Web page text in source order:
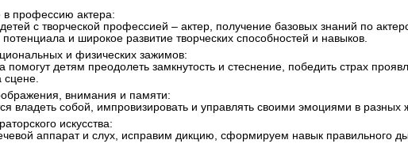
в профессию актера:
с творческой профессией – актер, получение базовых знаний по
потенциала и широкое развитие творческих способностей и навыков.
и физических зажимов:
помогут детям преодолеть замкнутость и стеснение, победить страх
сцене.
внимания и памяти:
владеть собой, импровизировать и управлять своими эмоциями в разных
искусства:
аппарат и слух, исправим дикцию, сформируем навык правильного